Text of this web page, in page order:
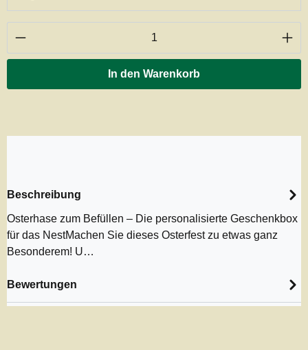
Produkt Anzahl: Gib den gewünschten
In den Warenkorb
Beschreibung
Osterhase zum Befüllen – Die personalisierte Geschenkbox
für das NestMachen Sie dieses Osterfest zu etwas ganz
Besonderem! U…
Bewertungen